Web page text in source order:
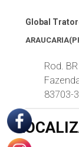
Global
Rod.
83703-